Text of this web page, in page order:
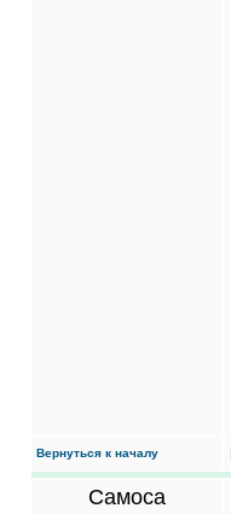
Вернуться к началу
Самоса